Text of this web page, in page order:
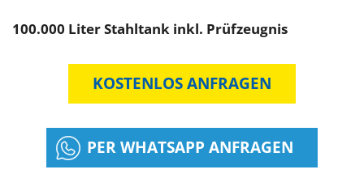
100.000 Liter Stahltank inkl. Prüfzeugnis
KOSTENLOS ANFRAGEN
PER WHATSAPP ANFRAGEN